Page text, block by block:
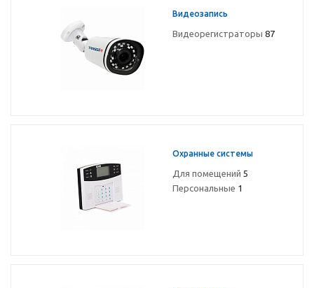
Видеозапись
Видеорегистраторы 87
Охранные системы
Для помещений 5
Персональные 1